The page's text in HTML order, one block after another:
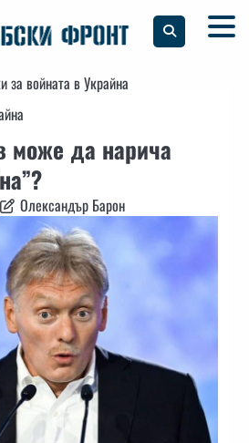
за войната в Украйна
може да нарича
Олександър Барон